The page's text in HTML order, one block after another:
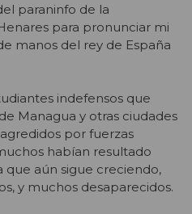
paraninfo de la
para pronunciar mi
manos del rey de España
indefensos que
Managua y otras ciudades
por fuerzas
habían resultado
que aún sigue creciendo,
y muchos desaparecidos.